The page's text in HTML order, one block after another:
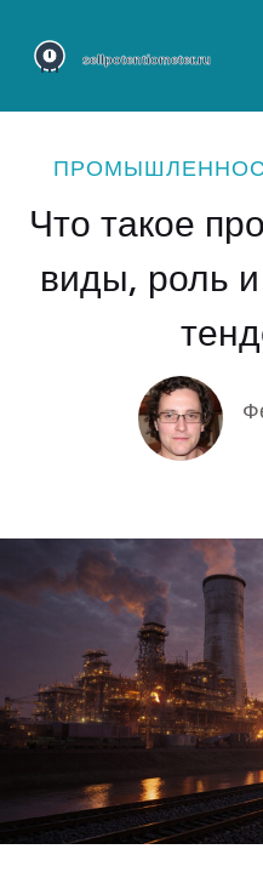
Что такое
виды, роль